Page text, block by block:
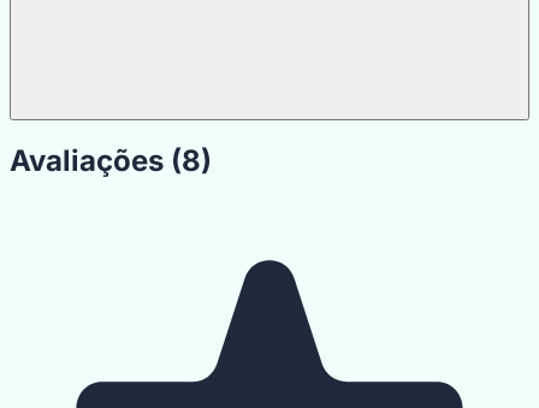
Avaliações (8)